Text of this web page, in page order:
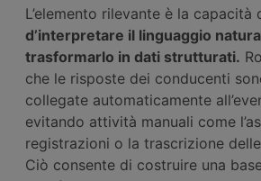
L’elemento rilevante è la capacità
d’interpretare il linguaggio
trasformarlo in dati strutturati.
che le risposte dei conducenti
collegate automaticamente
evitando attività manuali come
registrazioni o la trascrizione
Ciò consente di costruire una